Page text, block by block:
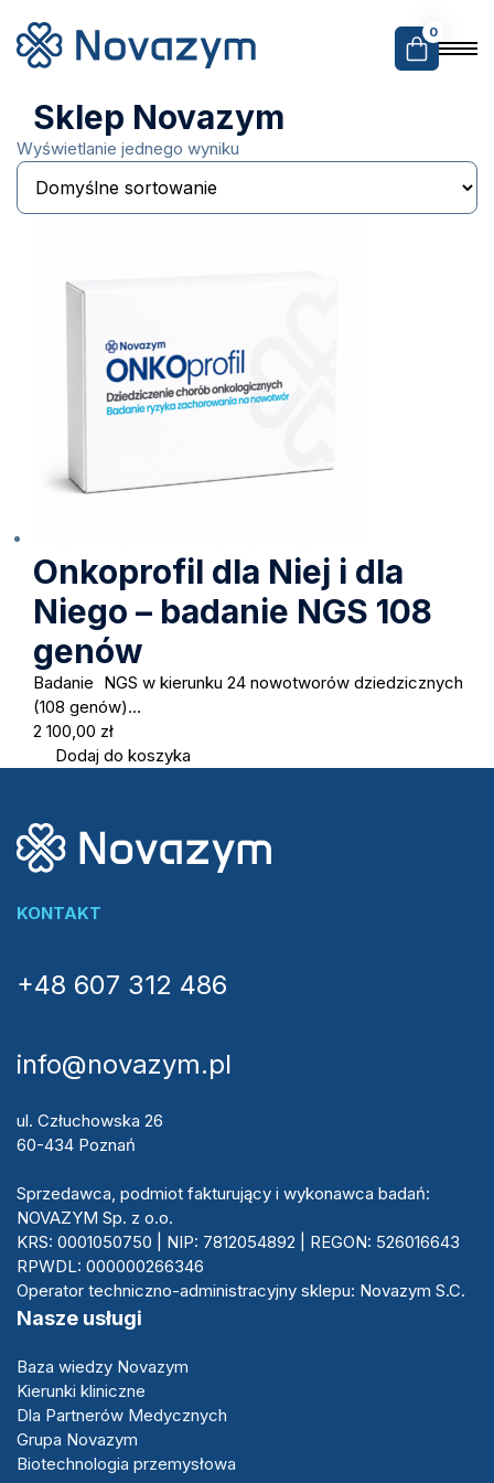
0
Sklep Novazym
Wyświetlanie jednego wyniku
Onkoprofil dla Niej i dla
Niego – badanie NGS 108
genów
Badanie NGS w kierunku 24 nowotworów dziedzicznych
(108 genów)…
2 100,00 zł
Dodaj do koszyka
KONTAKT
+48 607 312 486
info@novazym.pl
ul. Człuchowska 26
60-434 Poznań
Sprzedawca, podmiot fakturujący i wykonawca badań:
NOVAZYM Sp. z o.o.
KRS: 0001050750 | NIP: 7812054892 | REGON: 526016643
RPWDL: 000000266346
Operator techniczno-administracyjny sklepu: Novazym S.C.
Nasze usługi
Baza wiedzy Novazym
Kierunki kliniczne
Dla Partnerów Medycznych
Grupa Novazym
Biotechnologia przemysłowa